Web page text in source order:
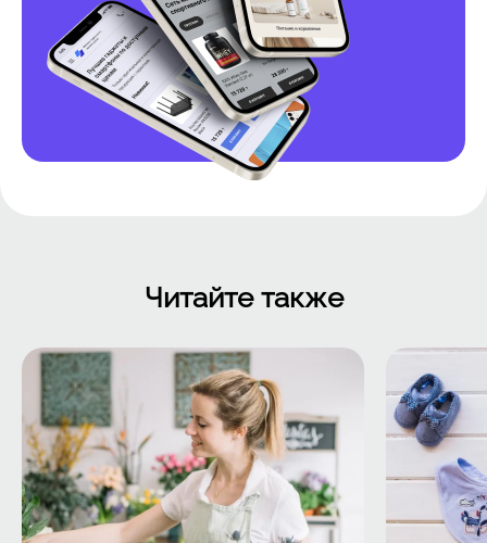
Читайте также